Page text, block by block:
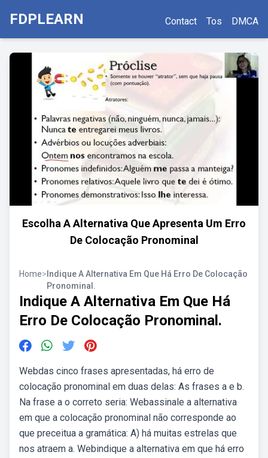
FDPLEARN Contact Tos DMCA
Escolha A Alternativa Que Apresenta Um Erro
De Colocação Pronominal
Home> Indique A Alternativa Em Que Há Erro De Colocação
Pronominal.
Indique A Alternativa Em Que Há
Erro De Colocação Pronominal.
Webdas cinco frases apresentadas, há erro de
colocação pronominal em duas delas: As frases a e b.
Na frase a o correto seria: Webassinale a alternativa
em que a colocação pronominal não corresponde ao
que preceitua a gramática: A) há muitas estrelas que
nos atraem a. Webindique a alternativa em que há erro